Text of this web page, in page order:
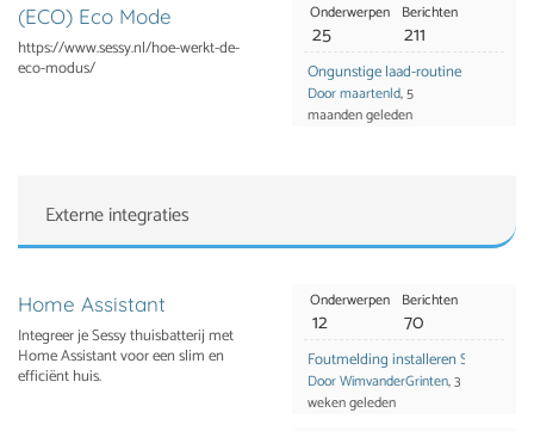
(ECO) Eco Mode
https://www.sessy.nl/hoe-werkt-de-
eco-modus/
Onderwerpen
25
Berichten
211
Ongunstige laad-routine in ECO-
Door maartenld, 5
maanden geleden
Externe integraties
Home Assistant
Integreer je Sessy thuisbatterij met
Home Assistant voor een slim en
efficiënt huis.
Onderwerpen
12
Berichten
70
Foutmelding installeren Sessy
Door WimvanderGrinten, 3
weken geleden